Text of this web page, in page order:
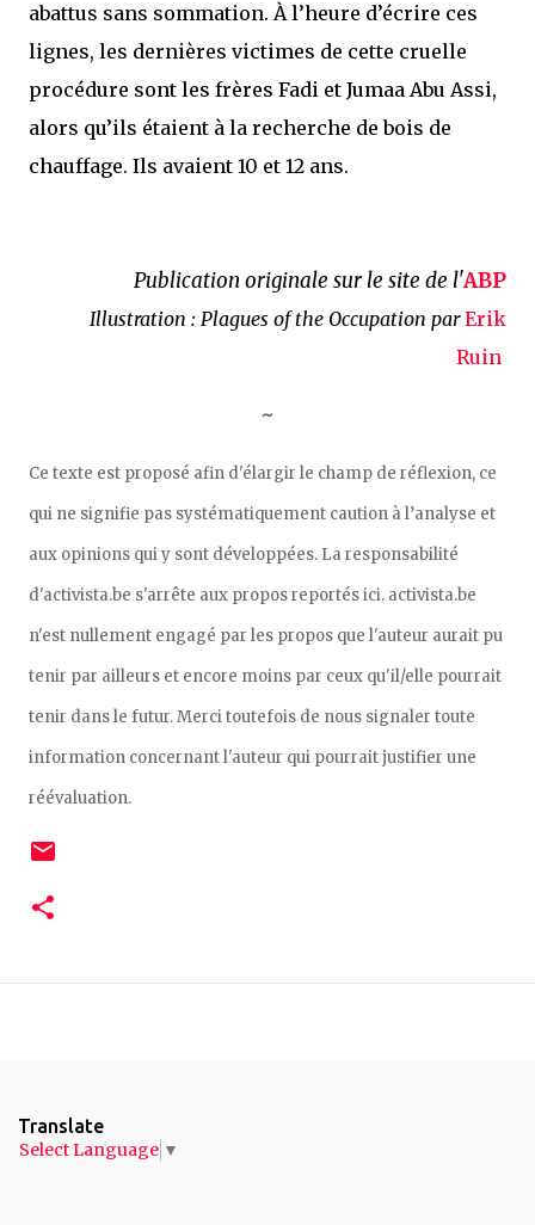
abattus sans sommation. À l’heure d’écrire ces
lignes, les dernières victimes de cette cruelle
procédure sont les frères Fadi et Jumaa Abu Assi,
alors qu’ils étaient à la recherche de bois de
chauffage. Ils avaient 10 et 12 ans.
Publication originale sur le site de l'ABP
Illustration : Plagues of the Occupation parErik
Ruin
~
Ce texte est proposé afin d'élargir le champ de réflexion, ce
qui ne signifie pas systématiquement caution à l’analyse et
aux opinions qui y sont développées. La responsabilité
d'activista.be s'arrête aux propos reportés ici. activista.be
n'est nullement engagé par les propos que l'auteur aurait pu
tenir par ailleurs et encore moins par ceux qu'il/elle pourrait
tenir dans le futur. Merci toutefois de nous signaler toute
information concernant l'auteur qui pourrait justifier une
réévaluation.
Translate
Select Language ▼